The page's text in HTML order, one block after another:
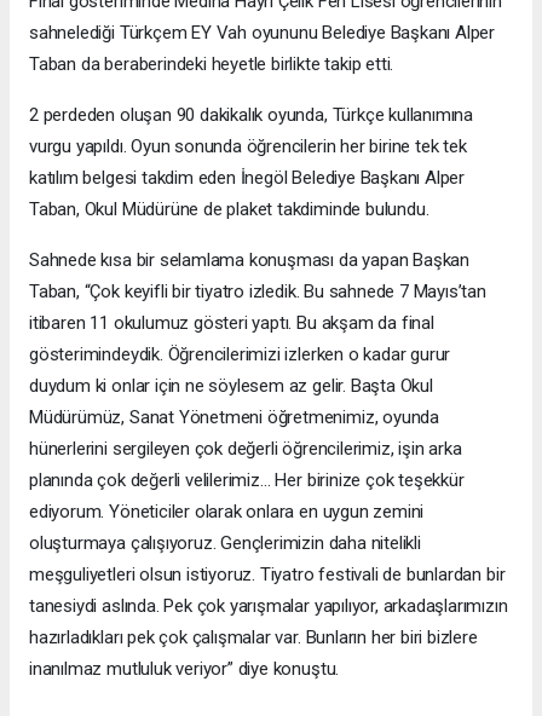
sahnelediği Türkçem EY Vah oyununu Belediye Başkanı Alper
Taban da beraberindeki heyetle birlikte takip etti.
2 perdeden oluşan 90 dakikalık oyunda, Türkçe kullanımına
vurgu yapıldı. Oyun sonunda öğrencilerin her birine tek tek
katılım belgesi takdim eden İnegöl Belediye Başkanı Alper
Taban, Okul Müdürüne de plaket takdiminde bulundu.
Sahnede kısa bir selamlama konuşması da yapan Başkan
Taban, “Çok keyifli bir tiyatro izledik. Bu sahnede 7 Mayıs’tan
itibaren 11 okulumuz gösteri yaptı. Bu akşam da final
gösterimindeydik. Öğrencilerimizi izlerken o kadar gurur
duydum ki onlar için ne söylesem az gelir. Başta Okul
Müdürümüz, Sanat Yönetmeni öğretmenimiz, oyunda
hünerlerini sergileyen çok değerli öğrencilerimiz, işin arka
planında çok değerli velilerimiz… Her birinize çok teşekkür
ediyorum. Yöneticiler olarak onlara en uygun zemini
oluşturmaya çalışıyoruz. Gençlerimizin daha nitelikli
meşguliyetleri olsun istiyoruz. Tiyatro festivali de bunlardan bir
tanesiydi aslında. Pek çok yarışmalar yapılıyor, arkadaşlarımızın
hazırladıkları pek çok çalışmalar var. Bunların her biri bizlere
inanılmaz mutluluk veriyor” diye konuştu.